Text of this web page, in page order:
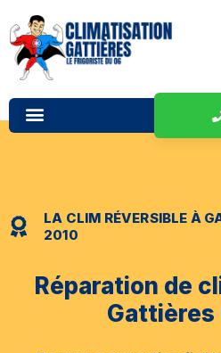
LA CLIM RÉVERSIBLE À
2010
Réparation de
Gattières